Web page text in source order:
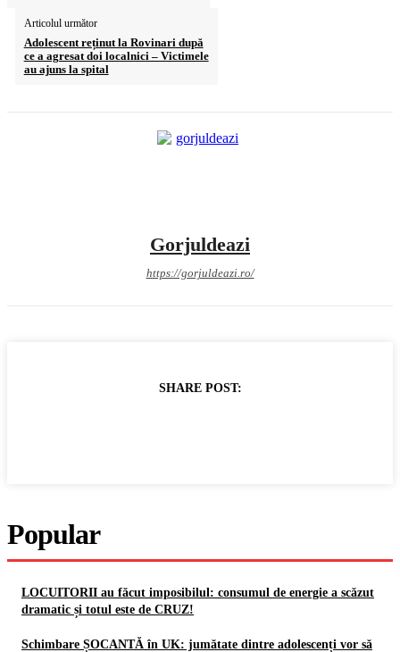
Articolul următor
Adolescent reținut la Rovinari după
ce a agresat doi localnici – Victimele
au ajuns la spital
Gorjuldeazi
https://gorjuldeazi.ro/
SHARE POST:
Popular
LOCUITORII au făcut imposibilul: consumul de energie a scăzut
dramatic și totul este de CRUZ!
Schimbare ȘOCANTĂ în UK: jumătate dintre adolescenți vor să